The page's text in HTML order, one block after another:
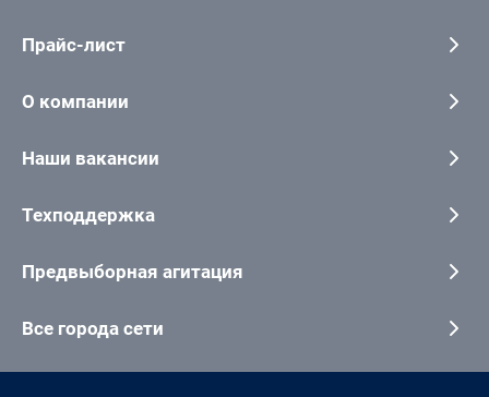
Прайс-лист
О компании
Наши вакансии
Техподдержка
Предвыборная агитация
Все города сети